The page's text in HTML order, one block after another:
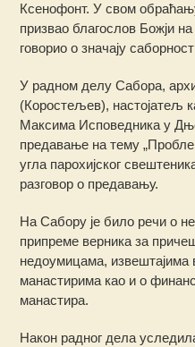
Ксенофонт. У свом
призвао благослов Божји
говорио о значају
У радном делу Сабора,
(Коростељев), настојатељ
Максима Исповедника у
предавање на тему
угла парохијског
разговор о предавању.
На Сабору је било речи о
припреме верника за
недоумицама, извештајима
манастирима као и о
манастира.
Након радног дела